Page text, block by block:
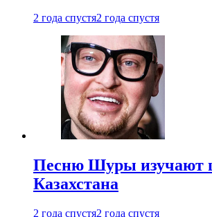
2 года спустя2 года спустя
Песню Шуры изучают
Казахстана
2 года спустя2 года спустя